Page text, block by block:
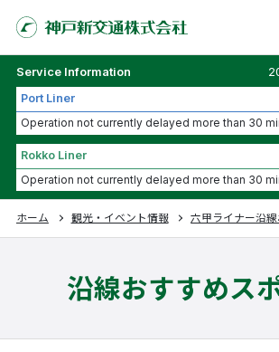
Service Information
Port Liner
Operation not currently delayed more than 30
Rokko Liner
Operation not currently delayed more than 30
ホーム 観光・イベント情報 六甲ライナー沿
沿線おすすめス